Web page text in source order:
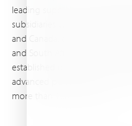
leading supplier of specialty
subsidiaries worldwide, with
and Canada, as well as
and South Africa. Backed by
established distribution and
advanced plant nutrition
more than 100 countries.